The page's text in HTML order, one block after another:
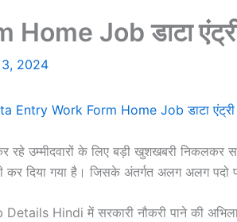
Job डाटा एंट्री
2024
Entry Work Form Home Job डाटा एंट्री
कर रहे उम्मीदवारों के लिए बड़ी खुशखबरी
दिया गया है। जिसके अंतर्गत अलग अलग पदो
Hindi में सरकारी नौकरी पाने की